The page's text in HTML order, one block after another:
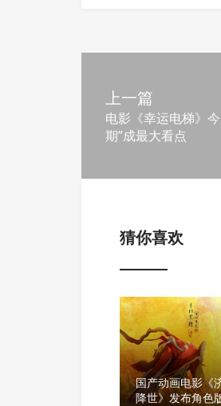
上一篇
电影《幸运电梯》
期”成最大看点
猜你喜欢
国产动画电影《
降世》发布角色